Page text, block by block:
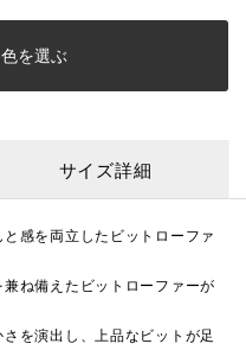
を選ぶ
サイズ詳細
感を両立したビットローファ
ね備えたビットローファーが
を演出し、上品なビットが足